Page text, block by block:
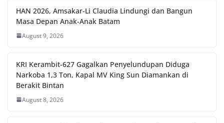
HAN 2026, Amsakar-Li Claudia Lindungi dan Bangun
Masa Depan Anak-Anak Batam
August 9, 2026
KRI Kerambit-627 Gagalkan Penyelundupan Diduga
Narkoba 1,3 Ton, Kapal MV King Sun Diamankan di
Berakit Bintan
August 8, 2026